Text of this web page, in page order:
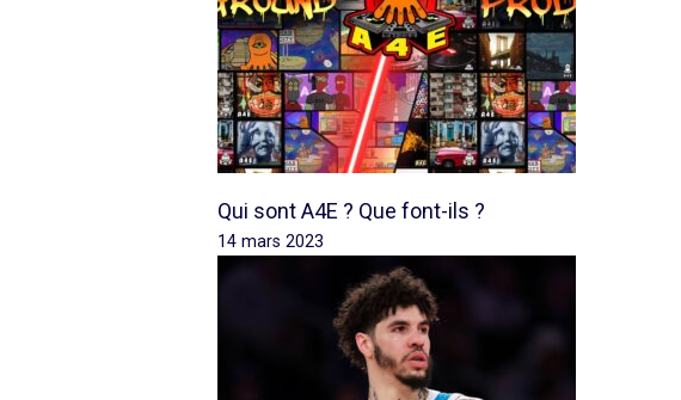
Qui sont A4E ? Que font-ils ?
14 mars 2023